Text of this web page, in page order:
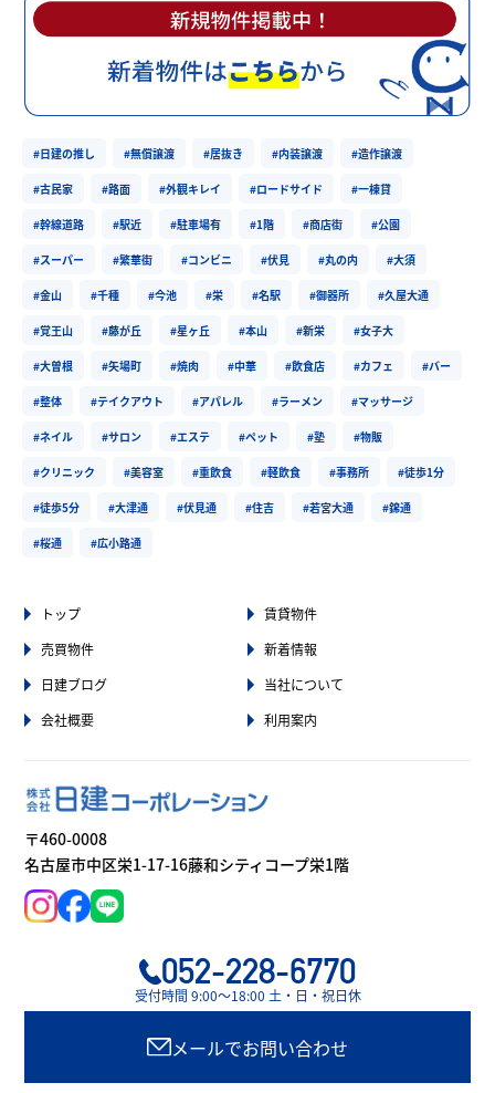
#日建の推し #無償譲渡 #居抜き #内装譲渡 #造作譲渡
#古民家 #路面 #外観キレイ #ロードサイド #一棟貸
#幹線道路 #駅近 #駐車場有 #1階 #商店街 #公園
#スーパー #繁華街 #コンビニ #伏見 #丸の内 #大須
#金山 #千種 #今池 #栄 #名駅 #御器所 #久屋大通
#覚王山 #藤が丘 #星ヶ丘 #本山 #新栄 #女子大
#大曽根 #矢場町 #焼肉 #中華 #飲食店 #カフェ #バー
#整体 #テイクアウト #アパレル #ラーメン #マッサージ
#ネイル #サロン #エステ #ペット #塾 #物販
#クリニック #美容室 #重飲食 #軽飲食 #事務所 #徒歩1分
#徒歩5分 #大津通 #伏見通 #住吉 #若宮大通 #錦通
#桜通 #広小路通
トップ
賃貸物件
売買物件
新着情報
日建ブログ
当社について
会社概要
利用案内
〒460-0008
名古屋市中区栄1-17-16藤和シティコープ栄1階
052-228-6770
受付時間 9:00〜18:00 土・日・祝日休
メールでお問い合わせ